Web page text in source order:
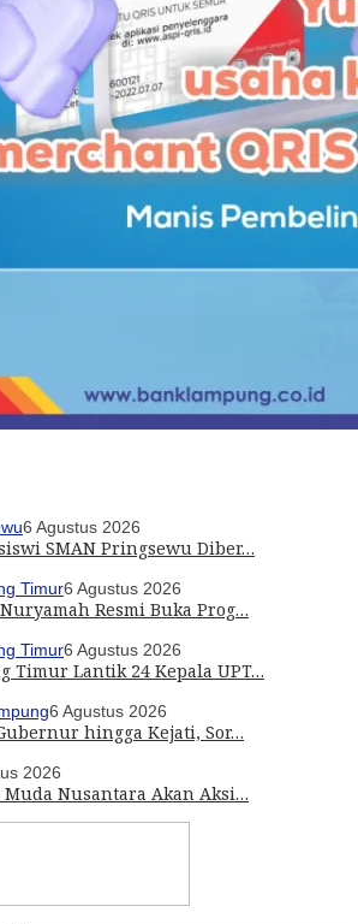
6 Agustus 2026
SMAN Pringsewu Diber…
Timur6 Agustus 2026
Resmi Buka Prog…
Timur6 Agustus 2026
Timur Lantik 24 Kepala UPT…
6 Agustus 2026
hingga Kejati, Sor…
2026
Nusantara Akan Aksi…